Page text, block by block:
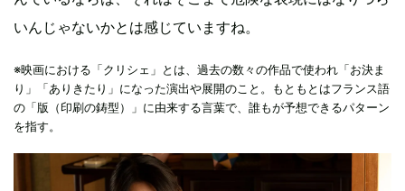
いんじゃないかとは感じていますね。
※映画における「クリシェ」とは、過去の数々の作品で使われ「お決ま
り」「ありきたり」になった演出や展開のこと。もともとはフランス語
の「版（印刷の鋳型）」に由来する言葉で、誰もが予想できるパターン
を指す。